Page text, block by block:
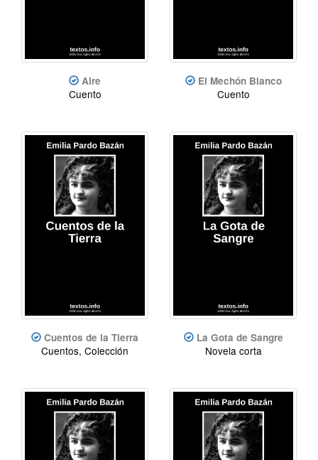
Aire
Cuento
El Mechón Blanco
Cuento
Cuentos de la Tierra
Cuentos, Colección
La Gota de Sangre
Novela corta